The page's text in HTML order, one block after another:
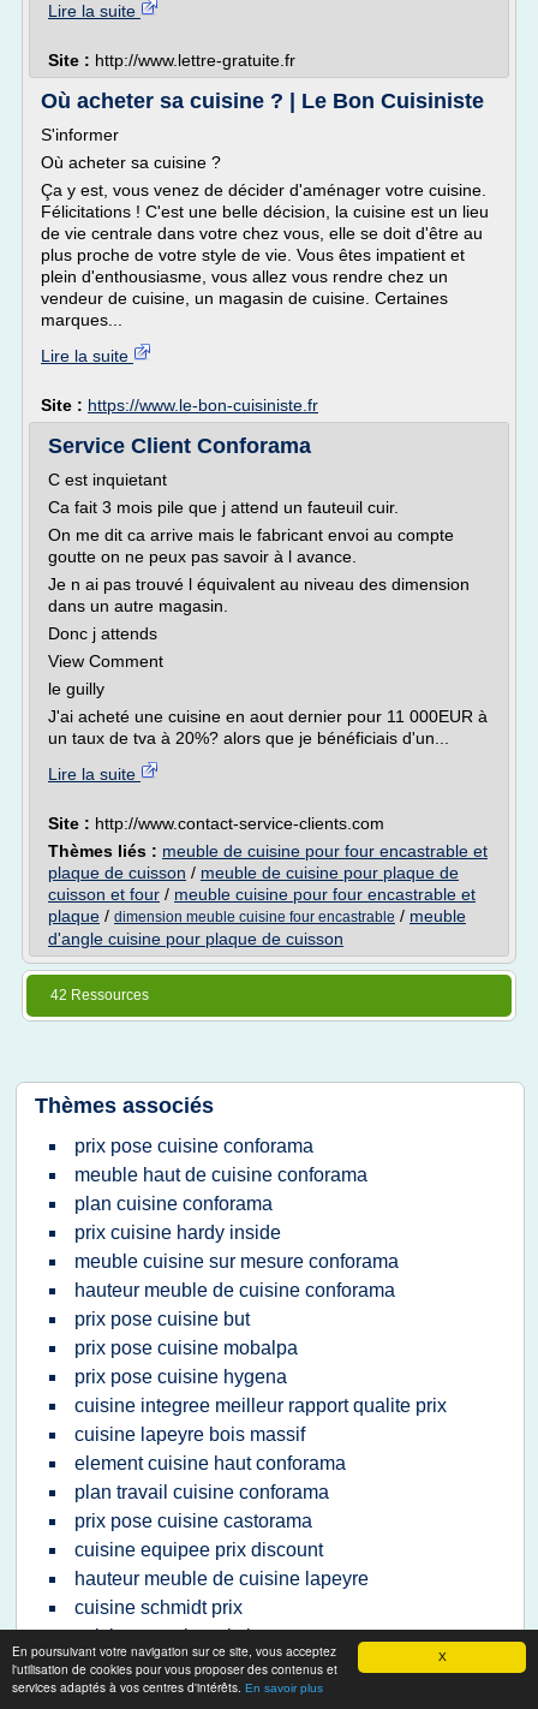
X
En poursuivant votre navigation sur ce site, vous acceptez
l'utilisation de cookies pour vous proposer des contenus et
services adaptés à vos centres d'intérêts. En savoir plus
Lire la suite
Site : http://www.lettre-gratuite.fr
Où acheter sa cuisine ? | Le Bon Cuisiniste
S'informer
Où acheter sa cuisine ?
Ça y est, vous venez de décider d'aménager votre cuisine.
Félicitations ! C'est une belle décision, la cuisine est un lieu
de vie centrale dans votre chez vous, elle se doit d'être au
plus proche de votre style de vie. Vous êtes impatient et
plein d'enthousiasme, vous allez vous rendre chez un
vendeur de cuisine, un magasin de cuisine. Certaines
marques...
Lire la suite
Site : https://www.le-bon-cuisiniste.fr
Service Client Conforama
C est inquietant
Ca fait 3 mois pile que j attend un fauteuil cuir.
On me dit ca arrive mais le fabricant envoi au compte
goutte on ne peux pas savoir à l avance.
Je n ai pas trouvé l équivalent au niveau des dimension
dans un autre magasin.
Donc j attends
View Comment
le guilly
J'ai acheté une cuisine en aout dernier pour 11 000EUR à
un taux de tva à 20%? alors que je bénéficiais d'un...
Lire la suite
Site : http://www.contact-service-clients.com
Thèmes liés : meuble de cuisine pour four encastrable et
plaque de cuisson / meuble de cuisine pour plaque de
cuisson et four / meuble cuisine pour four encastrable et
plaque / dimension meuble cuisine four encastrable / meuble
d'angle cuisine pour plaque de cuisson
42 Ressources
Thèmes associés
prix pose cuisine conforama
meuble haut de cuisine conforama
plan cuisine conforama
prix cuisine hardy inside
meuble cuisine sur mesure conforama
hauteur meuble de cuisine conforama
prix pose cuisine but
prix pose cuisine mobalpa
prix pose cuisine hygena
cuisine integree meilleur rapport qualite prix
cuisine lapeyre bois massif
element cuisine haut conforama
plan travail cuisine conforama
prix pose cuisine castorama
cuisine equipee prix discount
hauteur meuble de cuisine lapeyre
cuisine schmidt prix
cuisine premier prix but
plan de travail cuisine sur mesure castorama
prix element cuisine but